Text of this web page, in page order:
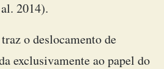
2014).
o deslocamento de
exclusivamente ao papel do